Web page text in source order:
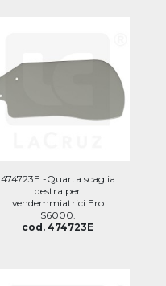
474723E -Quarta scaglia
destra per
vendemmiatrici Ero
S6000.
cod. 474723E